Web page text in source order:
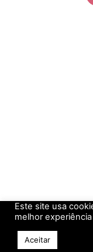
Este site usa
melhor
Aceitar